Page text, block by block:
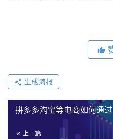
生成海报
拼多多淘宝等电商如何通
上一篇